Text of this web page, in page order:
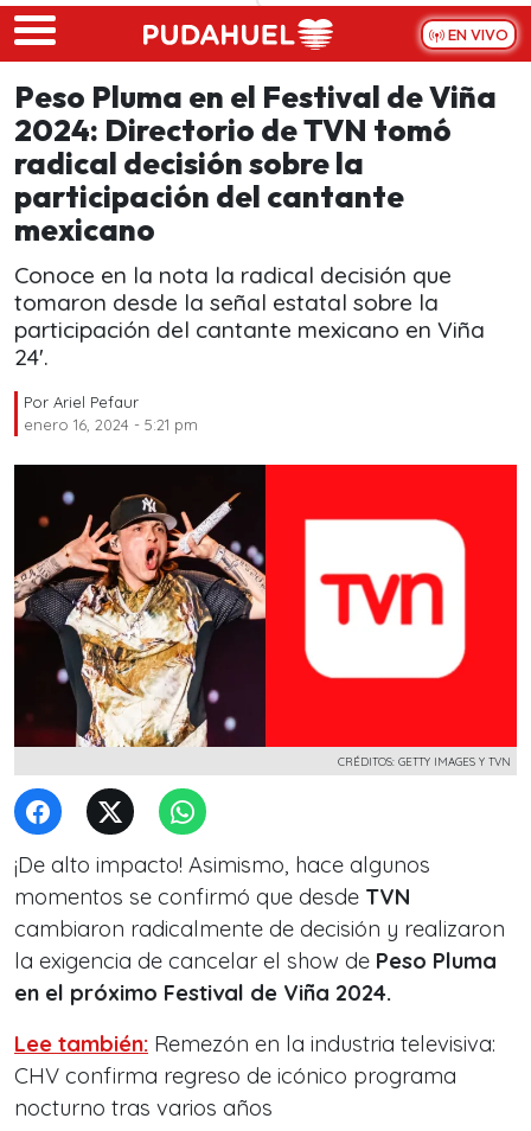
Skip to main content
EN VIVO
Peso Pluma en el Festival de Viña
2024: Directorio de TVN tomó
radical decisión sobre la
participación del cantante
mexicano
Conoce en la nota la radical decisión que
tomaron desde la señal estatal sobre la
participación del cantante mexicano en Viña
24'.
Por Ariel Pefaur
enero 16, 2024 - 5:21 pm
CRÉDITOS: GETTY IMAGES Y TVN
¡De alto impacto! Asimismo, hace algunos
momentos se confirmó que desde TVN
cambiaron radicalmente de decisión y realizaron
la exigencia de cancelar el show de Peso Pluma
en el próximo Festival de Viña 2024.
Lee también: Remezón en la industria televisiva:
CHV confirma regreso de icónico programa
nocturno tras varios años